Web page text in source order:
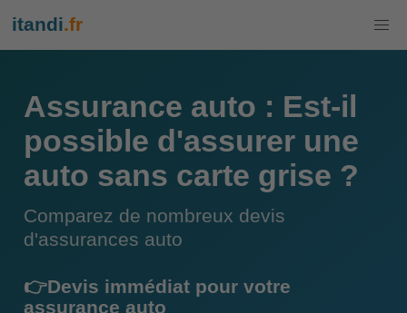
itandi.fr
Assurance auto : Est-il
possible d'assurer une
auto sans carte grise ?
Comparez de nombreux devis
d'assurances auto
👉Devis immédiat pour votre
assurance auto